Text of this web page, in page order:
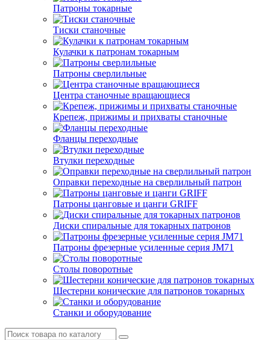
Патроны токарные
Тиски станочные
Кулачки к патронам токарным
Патроны сверлильные
Центра станочные вращающиеся
Крепеж, прижимы и прихваты станочные
Фланцы переходные
Втулки переходные
Оправки переходные на сверлильный патрон
Патроны цанговые и цанги GRIFF
Диски спиральные для токарных патронов
Патроны фрезерные усиленные серия JM71
Столы поворотные
Шестерни конические для патронов токарных
Станки и оборудование